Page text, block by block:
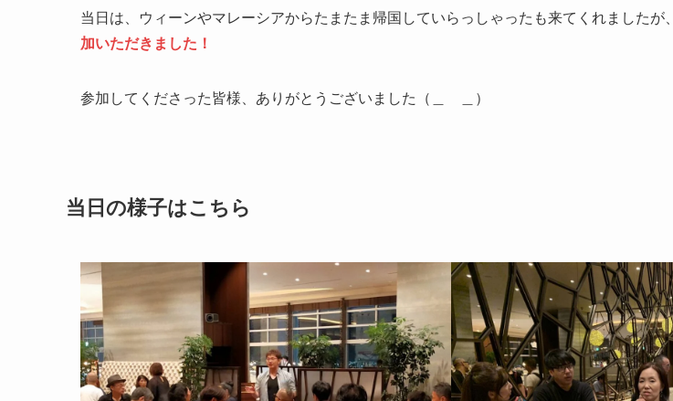
当日は、ウィーンやマレーシアからたまたま帰国していらっしゃったも来てくれましたが、
加いただきました！
参加してくださった皆様、ありがとうございました（＿ ＿）
当日の様子はこちら